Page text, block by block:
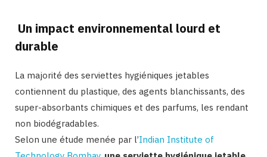
Un impact environnemental lourd et
durable
La majorité des serviettes hygiéniques jetables
contiennent du plastique, des agents blanchissants, des
super-absorbants chimiques et des parfums, les rendant
non biodégradables.
Selon une étude menée par l’Indian Institute of